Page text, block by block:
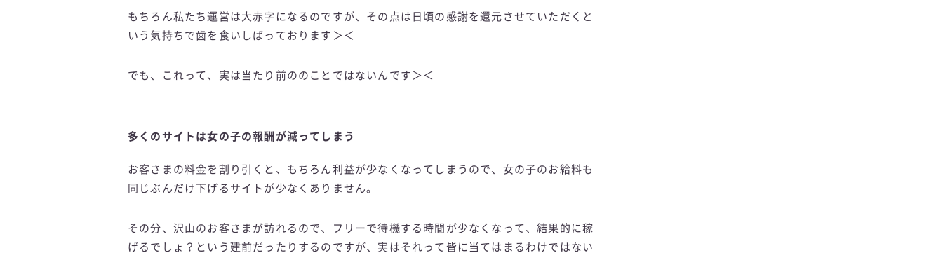
もちろん私たち運営は大赤字になるのですが、その点は日頃の感謝を還元させていただくと
いう気持ちで歯を食いしばっております＞＜
でも、これって、実は当たり前ののことではないんです＞＜
多くのサイトは女の子の報酬が減ってしまう
お客さまの料金を割り引くと、もちろん利益が少なくなってしまうので、女の子のお給料も
同じぶんだけ下げるサイトが少なくありません。
その分、沢山のお客さまが訪れるので、フリーで待機する時間が少なくなって、結果的に稼
げるでしょ？という建前だったりするのですが、実はそれって皆に当てはまるわけではない